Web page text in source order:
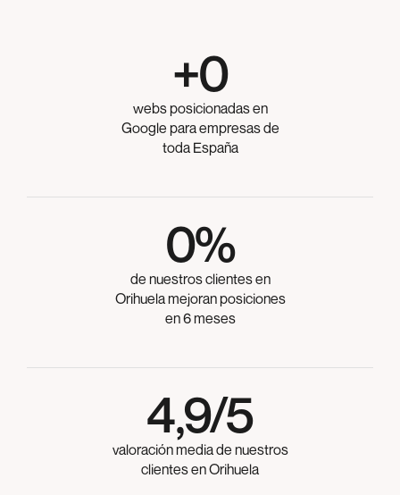
+0
webs posicionadas en
Google para empresas de
toda España
0%
de nuestros clientes en
Orihuela mejoran posiciones
en 6 meses
4,9/5
valoración media de nuestros
clientes en Orihuela